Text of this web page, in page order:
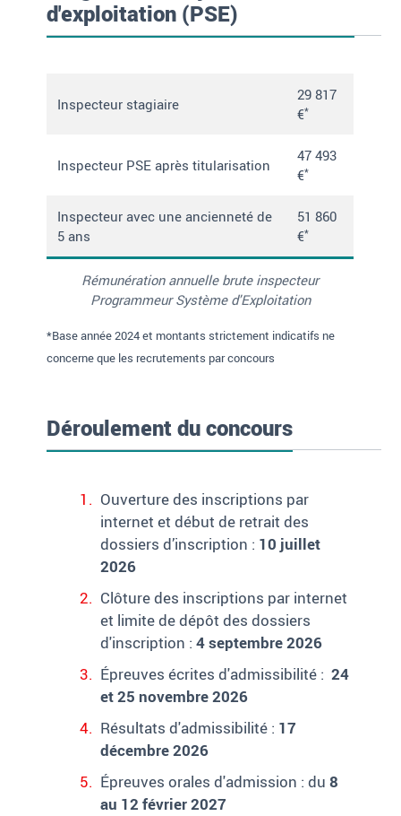
d'exploitation (PSE)
Rémunération annuelle brute inspecteur
Programmeur Système d'Exploitation
Inspecteur stagiaire
29 817
€*
Inspecteur PSE après titularisation
47 493
€*
Inspecteur avec une ancienneté de
5 ans
51 860
€*
*Base année 2024 et montants strictement indicatifs ne
concerne que les recrutements par concours
Déroulement du concours
Ouverture des inscriptions par
internet et début de retrait des
dossiers d’inscription : 10 juillet
2026
Clôture des inscriptions par internet
et limite de dépôt des dossiers
d'inscription :4 septembre 2026
Épreuves écrites d'admissibilité : 24
et 25 novembre 2026
Résultats d'admissibilité : 17
décembre 2026
Épreuves orales d'admission : du8
au 12 février 2027